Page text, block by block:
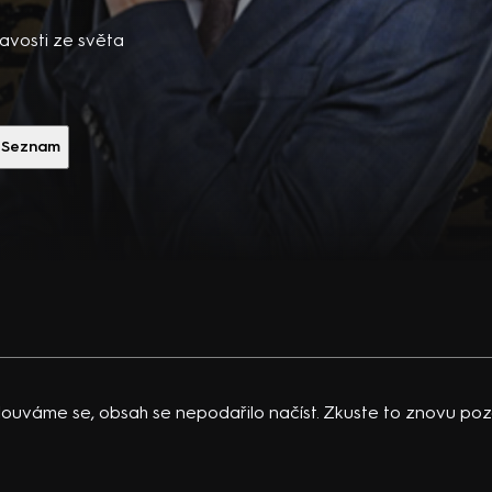
ze světa
Seznam
se, obsah se nepodařilo načíst. Zkuste to znovu
do
od
i
v
určen